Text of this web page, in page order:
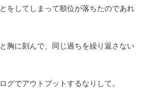
をしてしまって順位が落ちたのであれ
胸に刻んで、同じ過ちを繰り返さない
グでアウトプットするなりして。